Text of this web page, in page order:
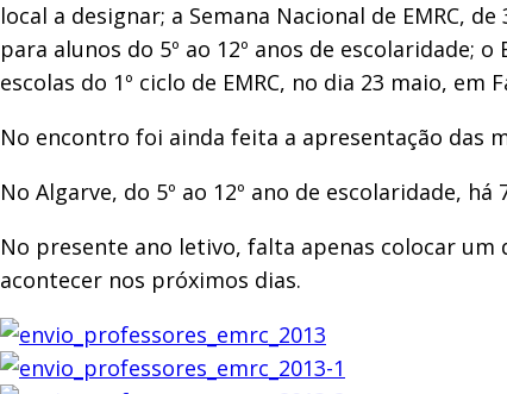
local a designar; a Semana Nacional de EMRC,
para alunos do 5º ao 12º anos de escolaridade;
escolas do 1º ciclo de EMRC, no dia 23 maio,
No encontro foi ainda feita a apresentação das
No Algarve, do 5º ao 12º ano de escolaridade,
No presente ano letivo, falta apenas colocar um
acontecer nos próximos dias.